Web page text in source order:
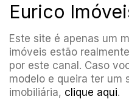
Eurico
Este site é apenas um
imóveis estão
por este canal. Caso
modelo e queira ter um
imobiliária, clique aqui.